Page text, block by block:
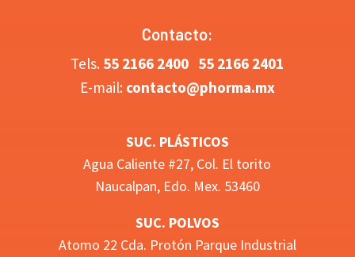
Contacto:
Tels. 55 2166 2400 55 2166 2401
E-mail: contacto@phorma.mx
SUC. PLÁSTICOS
Agua Caliente #27, Col. El torito
Naucalpan, Edo. Mex. 53460
SUC. POLVOS
Atomo 22 Cda. Protón Parque Industrial